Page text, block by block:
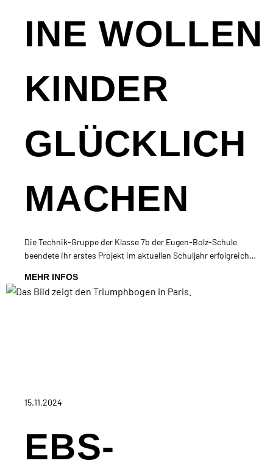
INE WOLLEN
KINDER
GLÜCKLICH
MACHEN
Die Technik-Gruppe der Klasse 7b der Eugen-Bolz-Schule
beendete ihr erstes Projekt im aktuellen Schuljahr erfolgreich…
MEHR INFOS
15.11.2024
EBS-